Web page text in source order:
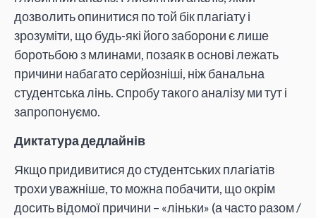
дозволить опинитися по той бік плагіату і
зрозуміти, що будь-які його заборони є лише
боротьбою з млинами, позаяк в основі лежать
причини набагато серйозніші, ніж банальна
студентська лінь. Спробу такого аналізу ми тут і
запропонуємо.
Диктатура дедлайнів
Якщо придивитися до студентських плагіатів
трохи уважніше, то можна побачити, що окрім
досить відомої причини – «ліньки» (а часто разом /